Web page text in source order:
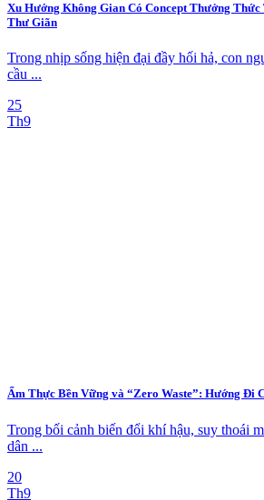
Xu Hướng Không Gian Có Concept Thưởng
Thư Giãn
Trong nhịp sống hiện đại đầy hối hả, con
cầu ...
25
Th9
Ẩm Thực Bền Vững và “Zero Waste”: Hướng Đi
Trong bối cảnh biến đổi khí hậu, suy thoái
dân ...
20
Th9